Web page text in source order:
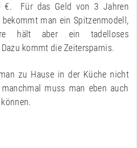
€. Für das Geld von 3 Jahren
man ein Spitzenmodell,
hält aber ein tadelloses
kommt die Zeitersparnis.
zu Hause in der Küche nicht
muss man eben auch